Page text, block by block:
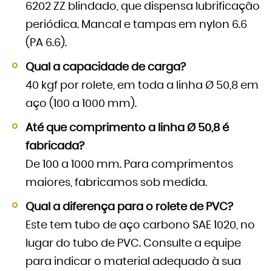
6202 ZZ blindado, que dispensa lubrificação
periódica. Mancal e tampas em nylon 6.6
(PA 6.6).
Qual a capacidade de carga?
40 kgf por rolete, em toda a linha Ø 50,8 em
aço (100 a 1000 mm).
Até que comprimento a linha Ø 50,8 é
fabricada?
De 100 a 1000 mm. Para comprimentos
maiores, fabricamos sob medida.
Qual a diferença para o rolete de PVC?
Este tem tubo de aço carbono SAE 1020, no
lugar do tubo de PVC. Consulte a equipe
para indicar o material adequado à sua